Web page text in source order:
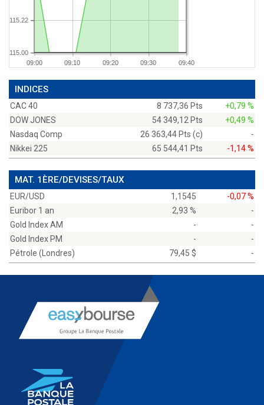
09:00 09:10 09:20 09:30 09:40
115.00
115.22
INDICES
CAC 40 8 737,36 Pts
+0,79 %
DOW JONES
54 349,12 Pts
+0,49 %
Nasdaq Comp
26 363,44 Pts (c)
-
Nikkei 225
65 544,41 Pts -1,14 %
MAT. 1ÈRE/DEVISES/TAUX
EUR/USD 1,1545
-0,07 %
Euribor 1 an
2,93 %
-
Gold Index AM
-
-
Gold Index PM
-
-
Pétrole (Londres)
79,45 $ -